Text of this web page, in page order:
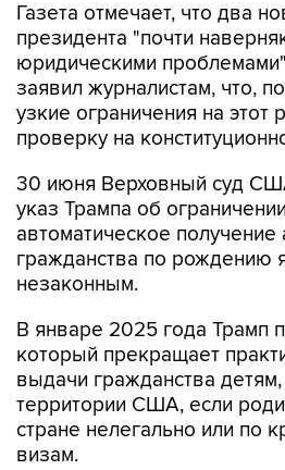
Газета отмечает, что два
президента "почти
юридическими
заявил журналистам, что,
узкие ограничения на этот
проверку на
30 июня Верховный суд
указ Трампа об
автоматическое получение
гражданства по рождению
незаконным.
В январе 2025 года Трамп
который прекращает
выдачи гражданства
территории США, если
стране нелегально или по
визам.